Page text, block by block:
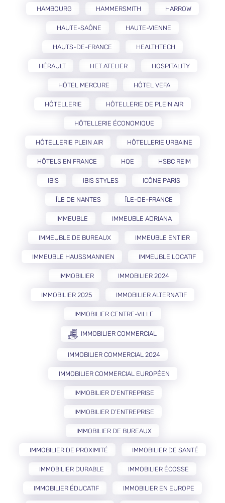
HAMBOURG HAMMERSMITH HARROW
HAUTE-SAÔNE HAUTE-VIENNE
HAUTS-DE-FRANCE HEALTHTECH
HÉRAULT HET ATELIER HOSPITALITY
HÔTEL MERCURE HÔTEL VEFA
HÔTELLERIE HÔTELLERIE DE PLEIN AIR
HÔTELLERIE ÉCONOMIQUE
HÔTELLERIE PLEIN AIR HÔTELLERIE URBAINE
HÔTELS EN FRANCE HQE HSBC REIM
IBIS IBIS STYLES ICÔNE PARIS
ÎLE DE NANTES ÎLE-DE-FRANCE
IMMEUBLE IMMEUBLE ADRIANA
IMMEUBLE DE BUREAUX IMMEUBLE ENTIER
IMMEUBLE HAUSSMANNIEN IMMEUBLE LOCATIF
IMMOBILIER IMMOBILIER 2024
IMMOBILIER 2025 IMMOBILIER ALTERNATIF
IMMOBILIER CENTRE-VILLE
IMMOBILIER COMMERCIAL
IMMOBILIER COMMERCIAL 2024
IMMOBILIER COMMERCIAL EUROPÉEN
IMMOBILIER D'ENTREPRISE
IMMOBILIER D’ENTREPRISE
IMMOBILIER DE BUREAUX
IMMOBILIER DE PROXIMITÉ IMMOBILIER DE SANTÉ
IMMOBILIER DURABLE IMMOBILIER ÉCOSSE
IMMOBILIER ÉDUCATIF IMMOBILIER EN EUROPE